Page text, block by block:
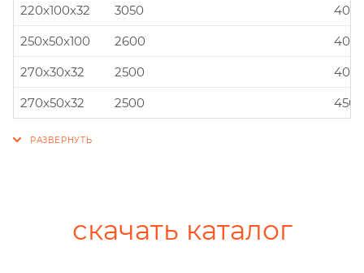
220x100x32
3050
250x50x100
2600
270x30x32
2500
270x50x32
2500
скачать каталог